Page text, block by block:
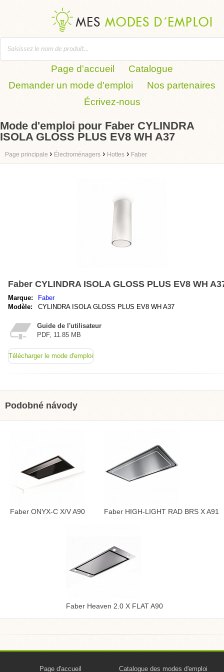
Page d'accueil
Catalogue
Demander un mode d'emploi
Nos partenaires
Écrivez-nous
Mode d'emploi pour Faber CYLINDRA
ISOLA GLOSS PLUS EV8 WH A37
Page principale › Électroménagers › Hottes › Faber
Faber CYLINDRA ISOLA GLOSS PLUS EV8 WH
Marque:
Faber
Modèle:
CYLINDRA ISOLA GLOSS PLUS EV8 WH A37
Guide de l'utilisateur
PDF, 11.85 MB
Télécharger le mode d'emploi
Podobné návody
Faber ONYX-C X/V A90 Faber HIGH-LIGHT RAD BRS X A91
Faber Heaven 2.0 X FLAT A90
Page d'accueil Catalogue des modes d'emploi